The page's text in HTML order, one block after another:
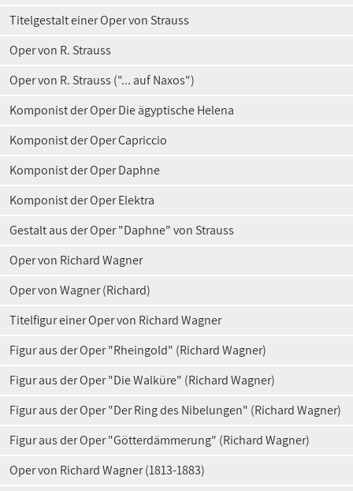
Titelgestalt einer Oper von Strauss
Oper von R. Strauss
Oper von R. Strauss ("... auf Naxos")
Komponist der Oper Die ägyptische Helena
Komponist der Oper Capriccio
Komponist der Oper Daphne
Komponist der Oper Elektra
Gestalt aus der Oper "Daphne" von Strauss
Oper von Richard Wagner
Oper von Wagner (Richard)
Titelfigur einer Oper von Richard Wagner
Figur aus der Oper "Rheingold" (Richard Wagner)
Figur aus der Oper "Die Walküre" (Richard Wagner)
Figur aus der Oper "Der Ring des Nibelungen" (Richard Wagner)
Figur aus der Oper "Götterdämmerung" (Richard Wagner)
Oper von Richard Wagner (1813-1883)